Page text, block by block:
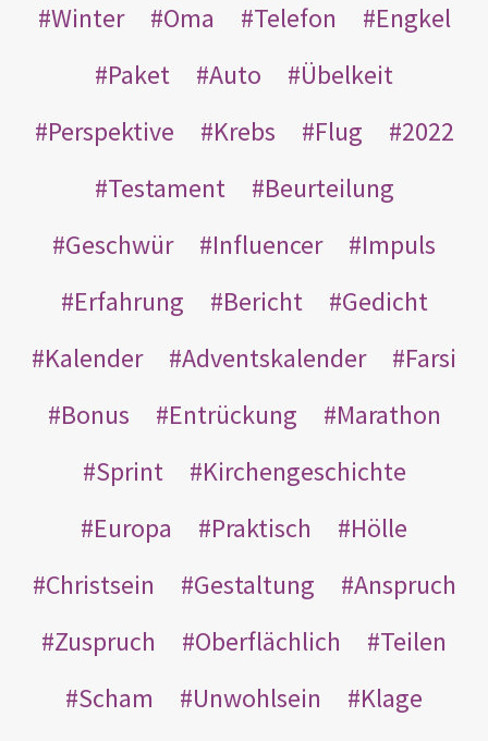
Winter
Oma Telefon
Engkel
Paket
Auto
Übelkeit
Perspektive
Krebs Flug
2022
Testament
Beurteilung
Geschwür
Influencer
Impuls
Erfahrung
Bericht
Gedicht
Kalender
Adventskalender
Farsi
Bonus
Entrückung
Marathon
Sprint
Kirchengeschichte
Europa
Praktisch
Hölle
Christsein
Gestaltung
Anspruch
Zuspruch
Oberflächlich
Teilen
Scham
Unwohlsein
Klage